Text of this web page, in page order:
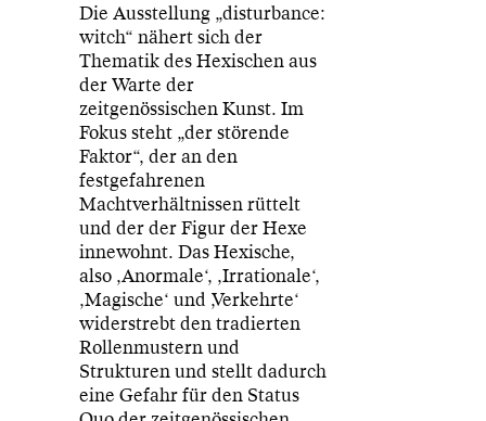
Die Ausstellung „disturbance:
witch“ nähert sich der
Thematik des Hexischen aus
der Warte der
zeitgenössischen Kunst. Im
Fokus steht „der störende
Faktor“, der an den
festgefahrenen
Machtverhältnissen rüttelt
und der der Figur der Hexe
innewohnt. Das Hexische,
also ‚Anormale‘, ‚Irrationale‘,
‚Magische‘ und ‚Verkehrte‘
widerstrebt den tradierten
Rollenmustern und
Strukturen und stellt dadurch
eine Gefahr für den Status